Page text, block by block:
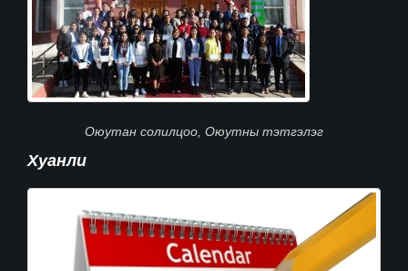
Оюутан солилцоо, Оюутны тэтгэлэг
Хуанли